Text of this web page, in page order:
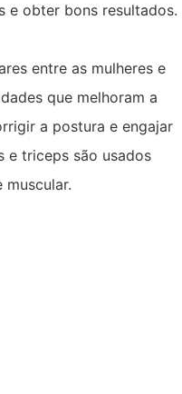
e obter bons resultados.
entre as mulheres e
que melhoram a
a postura e engajar
e triceps são usados